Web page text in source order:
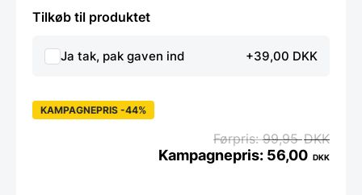
Tilkøb til produktet
Ja tak, pak gaven ind +39,00 DKK
KAMPAGNEPRIS -44%
99,95DKK
56,00 DKK